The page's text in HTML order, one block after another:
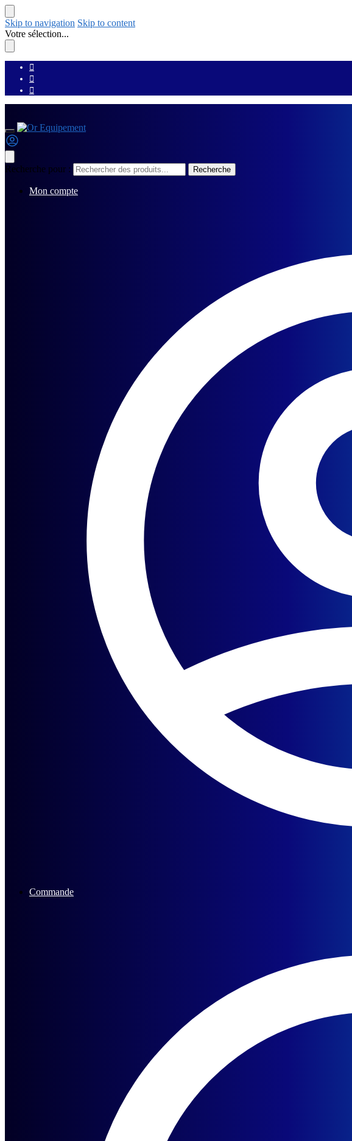
Skip to navigation Skip to content
Votre sélection...
Recherche pour : Recherche
Mon compte
Commande